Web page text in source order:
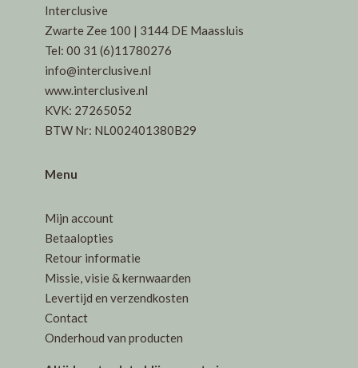
gekozen
worden
op
de
productpagina
Interclusive
Zwarte Zee 100 | 3144 DE Maassluis
Tel: 00 31 (6)11780276
info@interclusive.nl
www.interclusive.nl
KVK: 27265052
BTW Nr: NL002401380B29
Menu
Mijn account
Betaalopties
Retour informatie
Missie, visie & kernwaarden
Levertijd en verzendkosten
Contact
Onderhoud van producten